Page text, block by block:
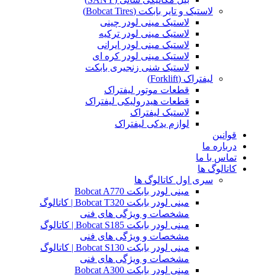
لاستیک و تایر بابکت (Bobcat Tires)
لاستیک مینی لودر چینی
لاستیک مینی لودر ترکیه
لاستیک مینی لودر ایرانی
لاستیک مینی لودر کره ای
لاستیک شنی زنجیری بابکت
لیفتراک (Forklift)
قطعات موتور لیفتراک
قطعات هیدرولیکی لیفتراک
لاستیک لیفتراک
لوازم یدکی لیفتراک
قوانین
درباره ما
تماس با ما
کاتالوگ ها
سری اول کاتالوگ ها
مینی لودر بابکت Bobcat A770
مینی لودر بابکت Bobcat T320 | کاتالوگ
مشخصات و ویژگی های فنی
مینی لودر بابکت Bobcat S185 | کاتالوگ
مشخصات و ویژگی های فنی
مینی لودر بابکت Bobcat S130 | کاتالوگ
مشخصات و ویژگی های فنی
مینی لودر بابکت Bobcat A300